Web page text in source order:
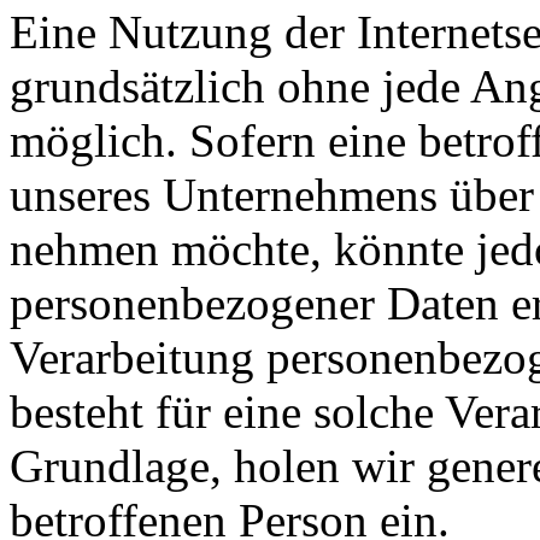
Eine Nutzung der
grundsätzlich ohne jede
möglich. Sofern eine
unseres Unternehmens
nehmen möchte, könnte
personenbezogener Daten
Verarbeitung
besteht für eine solche
Grundlage, holen wir
betroffenen Person ein.